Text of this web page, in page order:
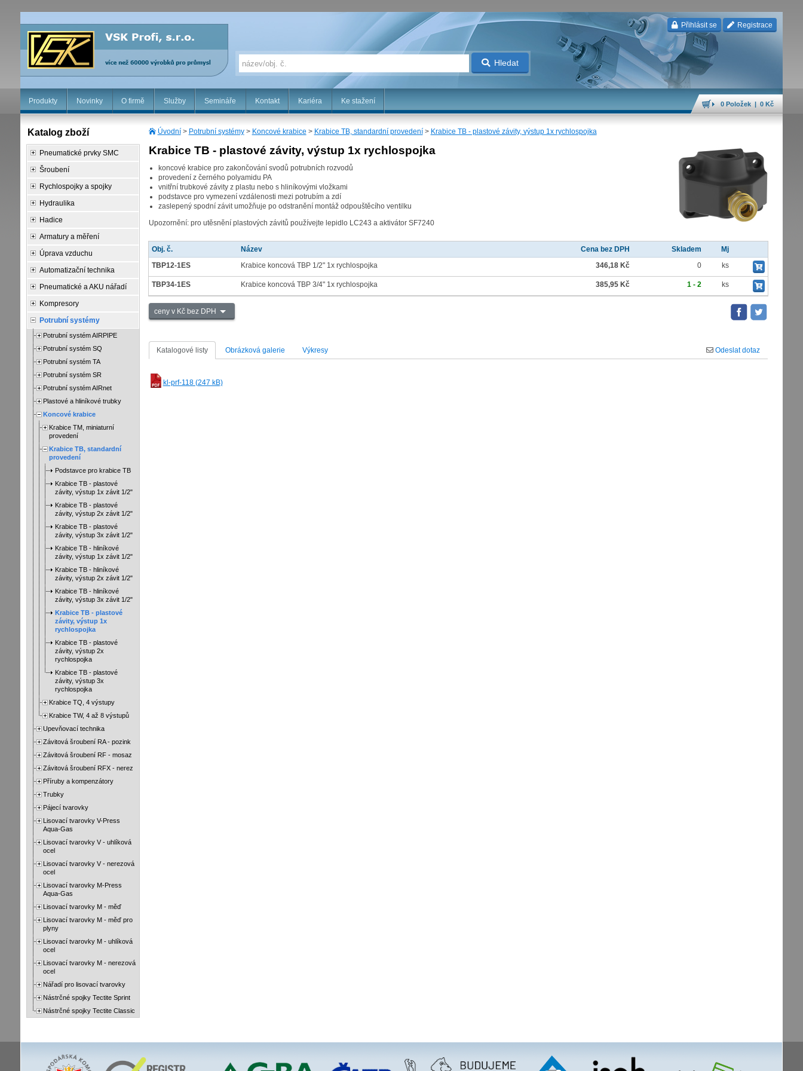
Přihlásit se Registrace
Hledat
Produkty Novinky O firmě Služby Semináře Kontakt Kariéra Ke stažení 0 Položek | 0 Kč
Úvodní> Potrubní systémy> Koncové krabice > Krabice TB, standardní provedení> Krabice TB - plastové závity, výstup 1x rychlospojka
Krabice TB - plastové závity, výstup 1x rychlospojka
koncové krabice pro zakončování svodů potrubních rozvodů
provedení z černého polyamidu PA
vnitřní trubkové závity z plastu nebo s hliníkovými vložkami
podstavce pro vymezení vzdálenosti mezi potrubím a zdí
zaslepený spodní závit umožňuje po odstranění montáž odpouštěcího ventilku
Upozornění: pro utěsnění plastových závitů používejte lepidlo LC243 a aktivátor SF7240
Obj. č. Název Cena bez DPH Skladem
Mj
TBP12-1ES
Krabice koncová TBP 1/2" 1x rychlospojka 346,18 Kč 0 ks
TBP34-1ES Krabice koncová TBP 3/4" 1x rychlospojka 385,95 Kč 1 - 2 ks
ceny v Kč bez DPH
Katalogové listy Obrázková galerie Výkresy Odeslat dotaz
kl-prf-118 (247 kB)
Katalog zboží
Pneumatické prvky SMC
Šroubení
Rychlospojky a spojky
Hydraulika
Hadice
Armatury a měření
Úprava vzduchu
Automatizační technika
Pneumatické a AKU nářadí
Kompresory
Potrubní systémy
Potrubní systém AIRPIPE
Potrubní systém SQ
Potrubní systém TA
Potrubní systém SR
Potrubní systém AIRnet
Plastové a hliníkové trubky
Koncové krabice
Krabice TM, miniaturní
provedení
Krabice TB, standardní
provedení
Podstavce pro krabice TB
Krabice TB - plastové
závity, výstup 1x závit 1/2"
Krabice TB - plastové
závity, výstup 2x závit 1/2"
Krabice TB - plastové
závity, výstup 3x závit 1/2"
Krabice TB - hliníkové
závity, výstup 1x závit 1/2"
Krabice TB - hliníkové
závity, výstup 2x závit 1/2"
Krabice TB - hliníkové
závity, výstup 3x závit 1/2"
Krabice TB - plastové
závity, výstup 1x
rychlospojka
Krabice TB - plastové
závity, výstup 2x
rychlospojka
Krabice TB - plastové
závity, výstup 3x
rychlospojka
Krabice TQ, 4 výstupy
Krabice TW, 4 až 8 výstupů
Upevňovací technika
Závitová šroubení RA - pozink
Závitová šroubení RF - mosaz
Závitová šroubení RFX - nerez
Příruby a kompenzátory
Trubky
Pájecí tvarovky
Lisovací tvarovky V-Press
Aqua-Gas
Lisovací tvarovky V - uhlíková
ocel
Lisovací tvarovky V - nerezová
ocel
Lisovací tvarovky M-Press
Aqua-Gas
Lisovací tvarovky M - měď
Lisovací tvarovky M - měď pro
plyny
Lisovací tvarovky M - uhlíková
ocel
Lisovací tvarovky M - nerezová
ocel
Nářadí pro lisovací tvarovky
Nástrčné spojky Tectite Sprint
Nástrčné spojky Tectite Classic